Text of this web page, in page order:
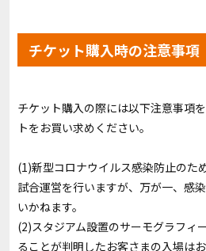
チケット購入時の注意事項
チケット購入の際には以下注意事項
トをお買い求めください。
(1)新型コロナウイルス感染防止のた
試合運営を行いますが、万が一、感
いかねます。
(2)スタジアム設置のサーモグラフィ
ることが判明したお客さまの入場は